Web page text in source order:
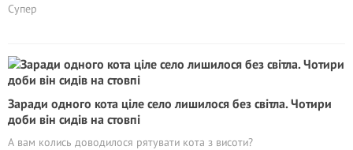
Супер
Заради одного кота ціле село лишилося без світла. Чотири
доби він сидів на стовпі
А вам колись доводилося рятувати кота з висоти?